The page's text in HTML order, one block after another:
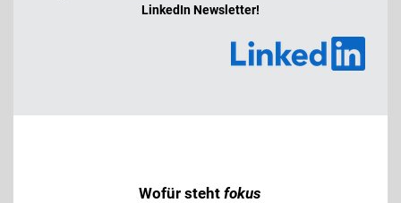
LinkedIn Newsletter!
Wofür stehtfokus